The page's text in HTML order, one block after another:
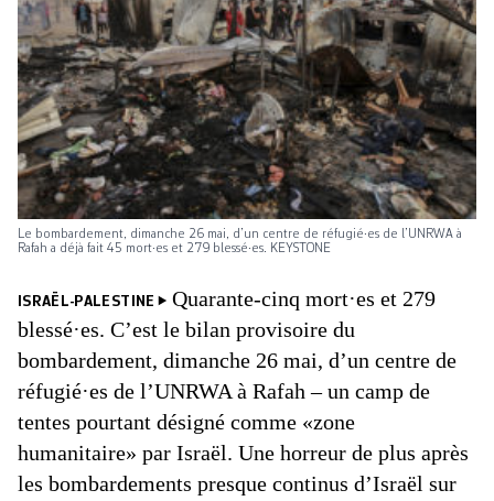
Le bombardement, dimanche 26 mai, d’un centre de réfugié·es de l’UNRWA à
Rafah a déjà fait 45 mort·es et 279 blessé·es. KEYSTONE
ISRAËL-PALESTINE
Quarante-cinq mort·es et 279
blessé·es. C’est le bilan provisoire du
bombardement, dimanche 26 mai, d’un centre de
réfugié·es de l’UNRWA à Rafah – un camp de
tentes pourtant désigné comme «zone
humanitaire» par Israël. Une horreur de plus après
les bombardements presque continus d’Israël sur